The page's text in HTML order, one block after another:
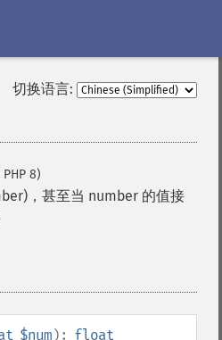
切换语言:
PHP 8)
，甚至当 number 的值接
$num): float